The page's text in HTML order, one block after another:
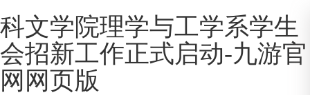
科文学院理学与工学系学生
会招新工作正式启动-九游官
网网页版